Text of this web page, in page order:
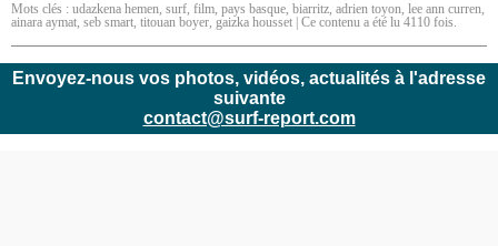
Mots clés : udazkena hemen, surf, film, pays basque, biarritz, adrien toyon, lee ann curren,
ainara aymat, seb smart, titouan boyer, gaizka housset | Ce contenu a été lu 4110 fois.
Envoyez-nous vos photos, vidéos, actualités à l'adresse
suivante
contact@surf-report.com